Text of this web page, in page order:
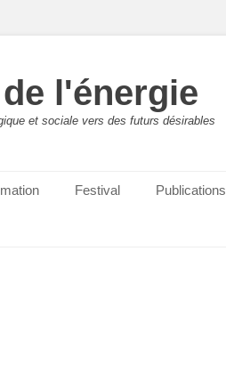
l'énergie
et sociale vers des futurs désirables
Festival Publications